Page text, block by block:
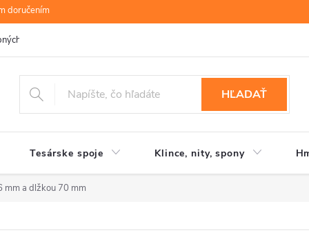
doručením
údajov
HĽADAŤ
Tesárske spoje Klince, nity, spony
mm a dlžkou 70 mm